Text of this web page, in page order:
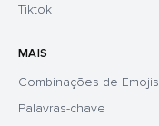
Tiktok
MAIS
Combinações de Emojis
Palavras-chave